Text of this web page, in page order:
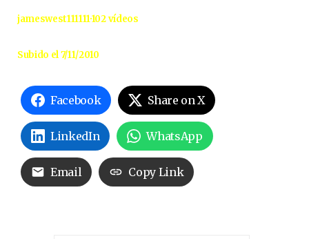
jameswest111111·102 vídeos
Subido el 7/11/2010
Facebook Share on X
LinkedIn WhatsApp
Email Copy Link